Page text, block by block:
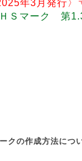
年3月発行
ＨＳマーク 第
クの作成方法につ